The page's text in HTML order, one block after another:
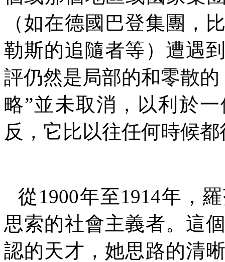
（如在德國巴登集團，
勒斯的追隨者等）遭遇
評仍然是局部的和零散
略”並未取消，以利於
反，它比以往任何時候
從1900年至1914年，
思索的社會主義者。這
認的天才，她思路的清